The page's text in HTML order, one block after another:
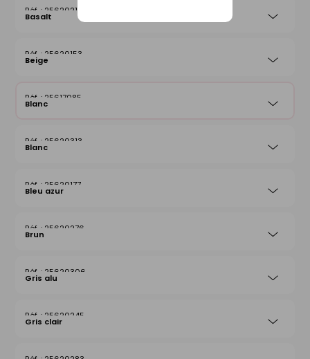
25620214
Basalt
25620153
Beige
25617085
Blanc
25620313
Blanc
25620177
Bleu azur
25620276
Brun
25620306
Gris alu
25620245
Gris clair